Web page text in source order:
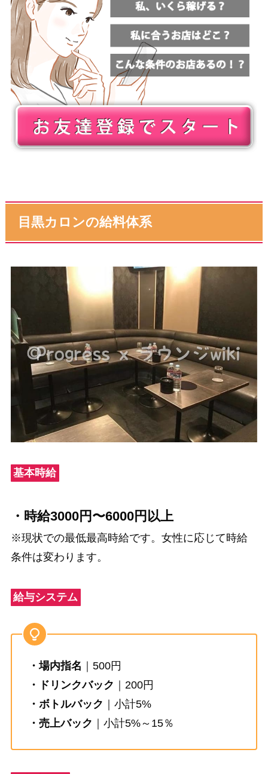
目黒カロンの給料体系
基本時給
・時給3000円〜6000円以上
※現状での最低最高時給です。女性に応じて時給
条件は変わります。
給与システム
・場内指名 ｜500円
・ドリンクバック ｜200円
・ボトルバック ｜小計5%
・売上バック ｜小計5%～15％